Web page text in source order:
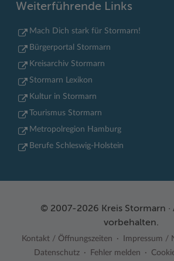
Weiterführende Links
Mach Dich stark für Stormarn!
Bürgerportal Stormarn
Kreisarchiv Stormarn
Stormarn Lexikon
Kultur in Stormarn
Tourismus Stormarn
Metropolregion Hamburg
Berufe Schleswig-Holstein
© 2007-2026 Kreis Stormarn ·
vorbehalten.
Kontakt / Öffnungszeiten
Impressum /
Datenschutz
Fehler melden